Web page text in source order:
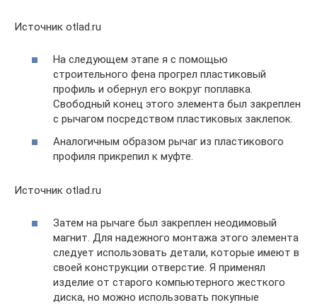
Источник otlad.ru
На следующем этапе я с помощью
строительного фена прогрел пластиковый
профиль и обернул его вокруг поплавка.
Свободный конец этого элемента был закреплен
с рычагом посредством пластиковых заклепок.
Аналогичным образом рычаг из пластикового
профиля прикрепил к муфте.
Источник otlad.ru
Затем на рычаге был закреплен неодимовый
магнит. Для надежного монтажа этого элемента
следует использовать детали, которые имеют в
своей конструкции отверстие. Я применял
изделие от старого компьютерного жесткого
диска, но можно использовать покупные